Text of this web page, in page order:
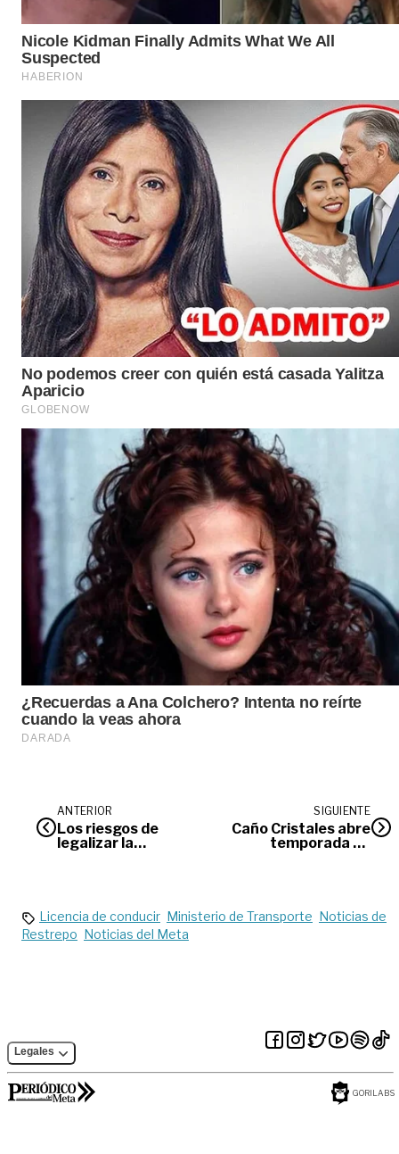
ANTERIOR
Los riesgos de
legalizar la
SIGUIENTE
Caño Cristales abre
temporada de
Licencia de conducir Ministerio de Transporte Noticias de
Restrepo Noticias del Meta
Legales
GORILABS